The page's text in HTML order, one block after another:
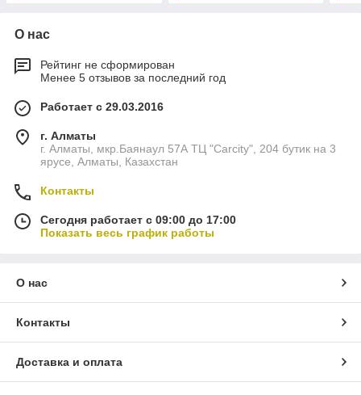
О нас
Рейтинг не сформирован
Менее 5 отзывов за последний год
Работает с 29.03.2016
г. Алматы
г. Алматы, мкр.Баянаул 57А ТЦ "Carcity", 204 бутик на 3
ярусе, Алматы, Казахстан
Контакты
Сегодня работает с 09:00 до 17:00
Показать весь график работы
О нас
Контакты
Доставка и оплата